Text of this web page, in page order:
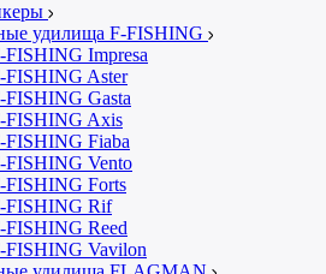
удилища F-FISHING
FISHING Impresa
FISHING Aster
FISHING Gasta
FISHING Axis
FISHING Fiaba
FISHING Vento
FISHING Forts
FISHING Rif
FISHING Reed
FISHING Vavilon